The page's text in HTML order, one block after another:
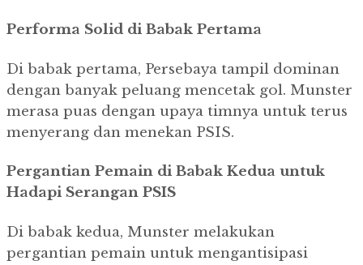
Performa Solid di Babak Pertama
Di babak pertama, Persebaya tampil dominan
dengan banyak peluang mencetak gol. Munster
merasa puas dengan upaya timnya untuk terus
menyerang dan menekan PSIS.
Pergantian Pemain di Babak Kedua untuk
Hadapi Serangan PSIS
Di babak kedua, Munster melakukan
pergantian pemain untuk mengantisipasi